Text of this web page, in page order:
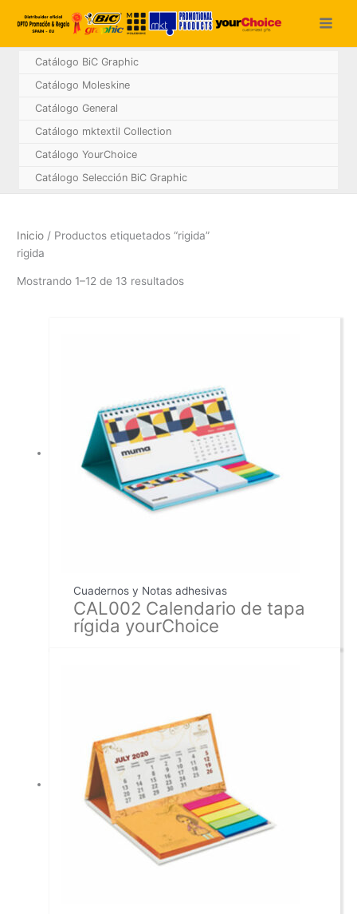
Catálogo BiC Graphic
Catálogo Moleskine
Catálogo General
Catálogo mktextil Collection
Catálogo YourChoice
Catálogo Selección BiC Graphic
Inicio / Productos etiquetados “rigida”
rigida
Mostrando 1–12 de 13 resultados
Cuadernos y Notas adhesivas
CAL002 Calendario de tapa
rígida yourChoice